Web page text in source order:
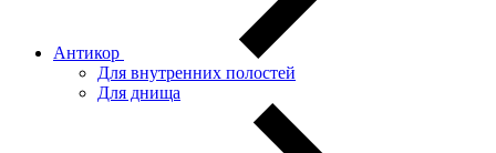
Антикор
Для внутренних полостей
Для днища